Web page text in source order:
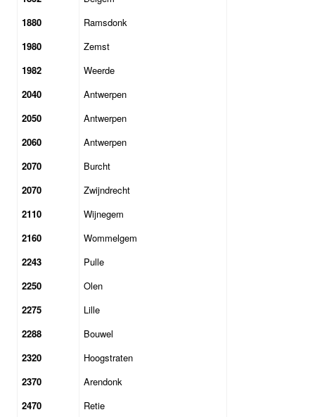
1880
Ramsdonk
1980
Zemst
1982
Weerde
2040
Antwerpen
2050
Antwerpen
2060
Antwerpen
2070
Burcht
2070
Zwijndrecht
2110
Wijnegem
2160
Wommelgem
2243
Pulle
2250
Olen
2275
Lille
2288
Bouwel
2320
Hoogstraten
2370
Arendonk
2470
Retie